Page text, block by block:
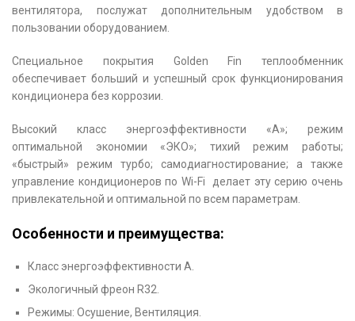
вентилятора, послужат дополнительным удобством в
пользовании оборудованием.
Специальное покрытия Golden Fin теплообменник
обеспечивает больший и успешный срок функционирования
кондиционера без коррозии.
Высокий класс энергоэффективности «А»; режим
оптимальной экономии «ЭКО»; тихий режим работы;
«быстрый» режим турбо; самодиагностирование; а также
управление кондиционеров по Wi-Fi делает эту серию очень
привлекательной и оптимальной по всем параметрам.
Особенности и преимущества:
Класс энергоэффективности А.
Экологичный фреон R32.
Режимы: Осушение, Вентиляция.